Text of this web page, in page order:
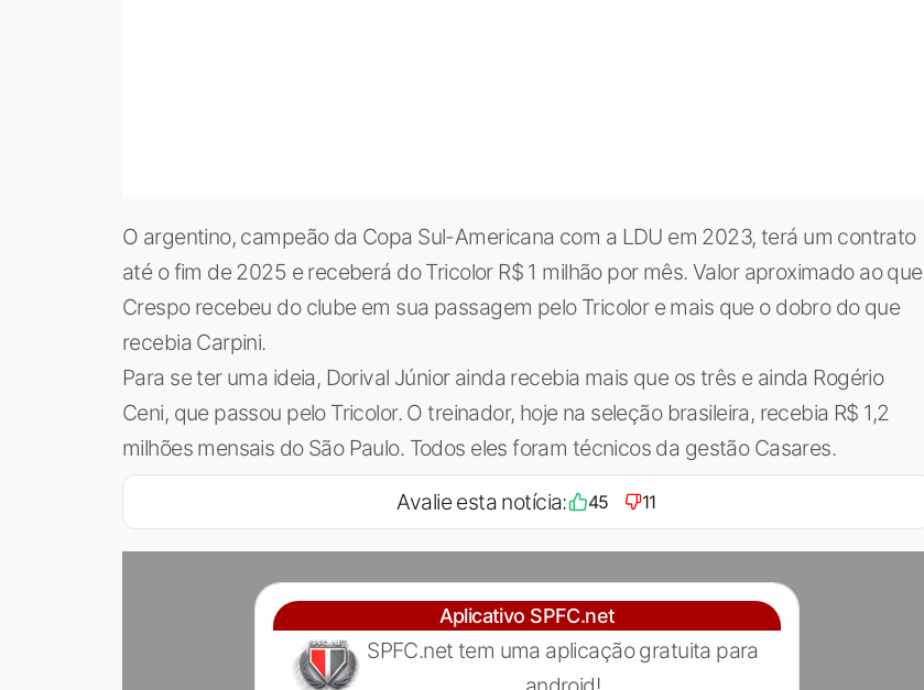
O argentino, campeão da Copa Sul-Americana com a LDU em 2023, terá um contrato
até o fim de 2025 e receberá do Tricolor R$ 1 milhão por mês. Valor aproximado ao que
Crespo recebeu do clube em sua passagem pelo Tricolor e mais que o dobro do que
recebia Carpini.
Para se ter uma ideia, Dorival Júnior ainda recebia mais que os três e ainda Rogério
Ceni, que passou pelo Tricolor. O treinador, hoje na seleção brasileira, recebia R$ 1,2
milhões mensais do São Paulo. Todos eles foram técnicos da gestão Casares.
Avalie esta notícia: 45 11
Aplicativo SPFC.net
SPFC.net tem uma aplicação gratuita para